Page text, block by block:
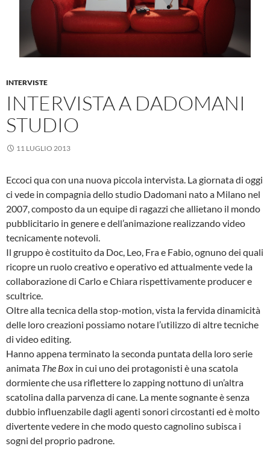
INTERVISTE
INTERVISTA A DADOMANI
STUDIO
11 LUGLIO 2013
Eccoci qua con una nuova piccola intervista. La giornata di oggi
ci vede in compagnia dello studio Dadomani nato a Milano nel
2007, composto da un equipe di ragazzi che allietano il mondo
pubblicitario in genere e dell’animazione realizzando video
tecnicamente notevoli.
Il gruppo è costituito da Doc, Leo, Fra e Fabio, ognuno dei quali
ricopre un ruolo creativo e operativo ed attualmente vede la
collaborazione di Carlo e Chiara rispettivamente producer e
scultrice.
Oltre alla tecnica della stop-motion, vista la fervida dinamicità
delle loro creazioni possiamo notare l’utilizzo di altre tecniche
di video editing.
Hanno appena terminato la seconda puntata della loro serie
animata The Box in cui uno dei protagonisti è una scatola
dormiente che usa riflettere lo zapping nottuno di un’altra
scatolina dalla parvenza di cane. La mente sognante è senza
dubbio influenzabile dagli agenti sonori circostanti ed è molto
divertente vedere in che modo questo cagnolino subisca i
sogni del proprio padrone.